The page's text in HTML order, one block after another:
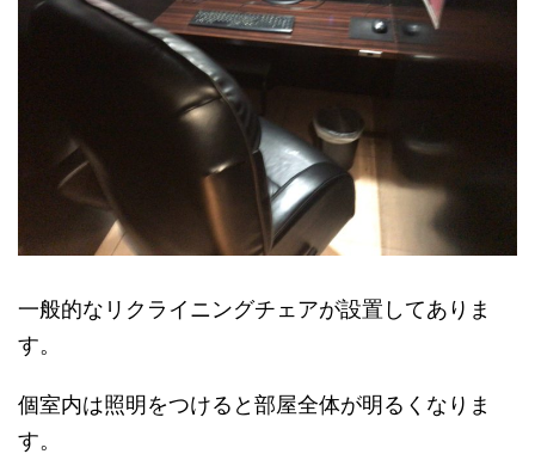
一般的なリクライニングチェアが設置してありま
す。
個室内は照明をつけると部屋全体が明るくなりま
す。